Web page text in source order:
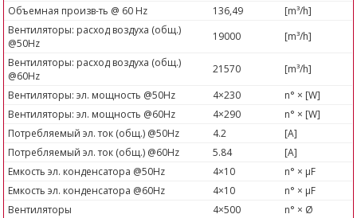
Объемная произв-ть @ 60 Hz
136,49
[m³/h]
Вентиляторы: расход воздуха (общ.)
@50Hz
19000
[m³/h]
Вентиляторы: расход воздуха (общ.)
@60Hz
21570
[m³/h]
Вентиляторы: эл. мощность @50Hz
4×230
n° × [W]
Вентиляторы: эл. мощность @60Hz
4×290
n° × [W]
Потребляемый эл. ток (общ.) @50Hz
4.2
[A]
Потребляемый эл. ток (общ.) @60Hz
5.84
[A]
Емкость эл. конденсатора @50Hz
4×10
n° × µF
Емкость эл. конденсатора @60Hz
4×10
n° × µF
Вентиляторы
4×500
n° × Ø